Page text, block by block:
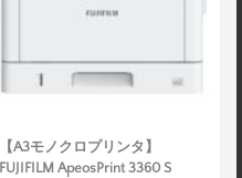
【A3モノクロプリンタ】
FUJIFILM ApeosPrint 3360 S